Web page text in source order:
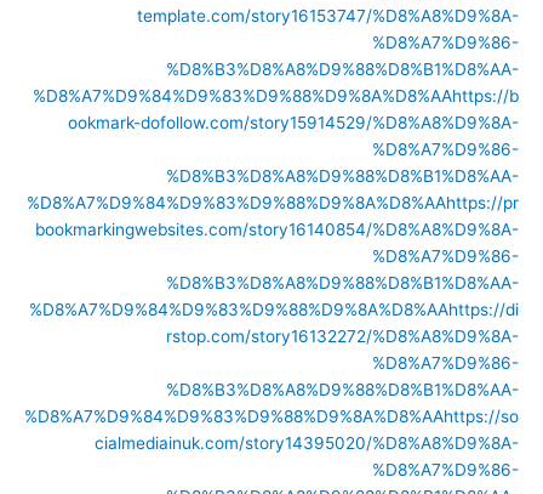
template.com/story16153747/%D8%A8%D9%8A-
%D8%A7%D9%86-
%D8%B3%D8%A8%D9%88%D8%B1%D8%AA-
%D8%A7%D9%84%D9%83%D9%88%D9%8A%D8%AAhttps://b
ookmark-dofollow.com/story15914529/%D8%A8%D9%8A-
%D8%A7%D9%86-
%D8%B3%D8%A8%D9%88%D8%B1%D8%AA-
%D8%A7%D9%84%D9%83%D9%88%D9%8A%D8%AAhttps://pr
bookmarkingwebsites.com/story16140854/%D8%A8%D9%8A-
%D8%A7%D9%86-
%D8%B3%D8%A8%D9%88%D8%B1%D8%AA-
%D8%A7%D9%84%D9%83%D9%88%D9%8A%D8%AAhttps://di
rstop.com/story16132272/%D8%A8%D9%8A-
%D8%A7%D9%86-
%D8%B3%D8%A8%D9%88%D8%B1%D8%AA-
%D8%A7%D9%84%D9%83%D9%88%D9%8A%D8%AAhttps://so
cialmediainuk.com/story14395020/%D8%A8%D9%8A-
%D8%A7%D9%86-